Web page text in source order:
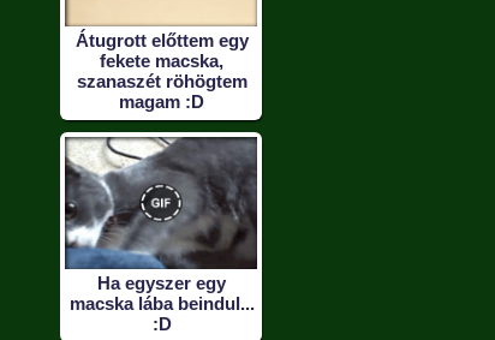
Átugrott előttem egy
fekete macska,
szanaszét röhögtem
magam :D
Ha egyszer egy
macska lába beindul...
:D